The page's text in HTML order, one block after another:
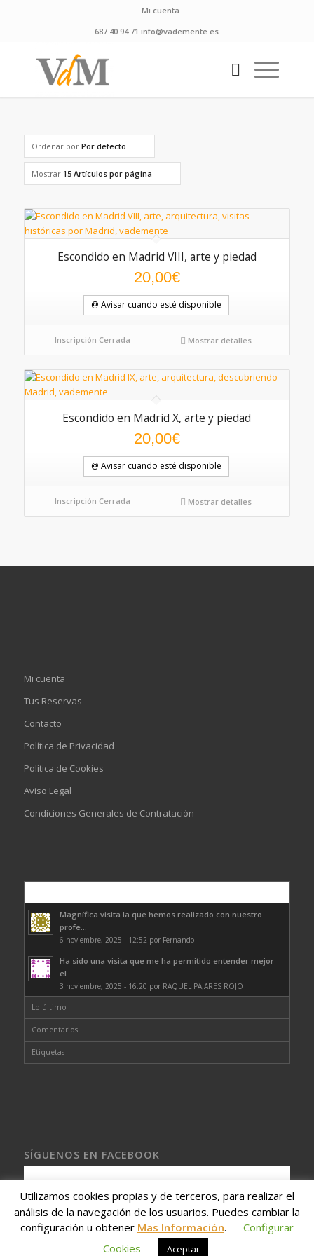
Mi cuenta
687 40 94 71 info@vademente.es
Ordenar por Por defecto
Mostrar 15 Artículos por página
Escondido en Madrid VIII, arte y piedad
20,00€
@ Avisar cuando esté disponible
Inscripción Cerrada Mostrar detalles
Escondido en Madrid X, arte y piedad
20,00€
@ Avisar cuando esté disponible
Inscripción Cerrada Mostrar detalles
Mi cuenta
Tus Reservas
Contacto
Política de Privacidad
Política de Cookies
Aviso Legal
Condiciones Generales de Contratación
Magnífica visita la que hemos realizado con nuestro
profe...
6 noviembre, 2025 - 12:52 por Fernando
Ha sido una visita que me ha permitido entender mejor
el...
3 noviembre, 2025 - 16:20 por RAQUEL PAJARES ROJO
Lo último
Comentarios
Etiquetas
SÍGUENOS EN FACEBOOK
Gina Vicente ♟
Utilizamos cookies propias y de terceros, para realizar el
análisis de la navegación de los usuarios. Puedes cambiar la
configuración u obtener Mas Información.
Configurar
Cookies
Aceptar